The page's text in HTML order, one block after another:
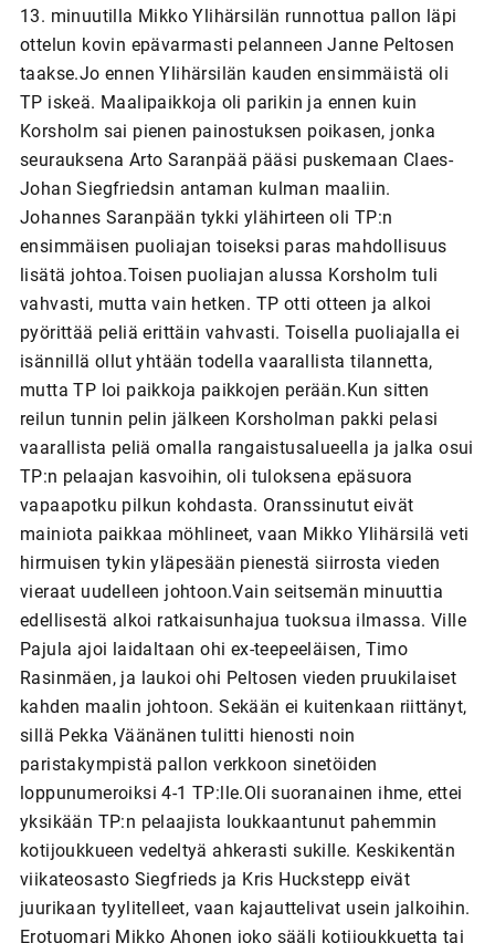
13. minuutilla Mikko Ylihärsilän runnottua pallon läpi
ottelun kovin epävarmasti pelanneen Janne Peltosen
taakse.Jo ennen Ylihärsilän kauden ensimmäistä oli
TP iskeä. Maalipaikkoja oli parikin ja ennen kuin
Korsholm sai pienen painostuksen poikasen, jonka
seurauksena Arto Saranpää pääsi puskemaan Claes-
Johan Siegfriedsin antaman kulman maaliin.
Johannes Saranpään tykki ylähirteen oli TP:n
ensimmäisen puoliajan toiseksi paras mahdollisuus
lisätä johtoa.Toisen puoliajan alussa Korsholm tuli
vahvasti, mutta vain hetken. TP otti otteen ja alkoi
pyörittää peliä erittäin vahvasti. Toisella puoliajalla ei
isännillä ollut yhtään todella vaarallista tilannetta,
mutta TP loi paikkoja paikkojen perään.Kun sitten
reilun tunnin pelin jälkeen Korsholman pakki pelasi
vaarallista peliä omalla rangaistusalueella ja jalka osui
TP:n pelaajan kasvoihin, oli tuloksena epäsuora
vapaapotku pilkun kohdasta. Oranssinutut eivät
mainiota paikkaa möhlineet, vaan Mikko Ylihärsilä veti
hirmuisen tykin yläpesään pienestä siirrosta vieden
vieraat uudelleen johtoon.Vain seitsemän minuuttia
edellisestä alkoi ratkaisunhajua tuoksua ilmassa. Ville
Pajula ajoi laidaltaan ohi ex-teepeeläisen, Timo
Rasinmäen, ja laukoi ohi Peltosen vieden pruukilaiset
kahden maalin johtoon. Sekään ei kuitenkaan riittänyt,
sillä Pekka Väänänen tulitti hienosti noin
paristakympistä pallon verkkoon sinetöiden
loppunumeroiksi 4-1 TP:lle.Oli suoranainen ihme, ettei
yksikään TP:n pelaajista loukkaantunut pahemmin
kotijoukkueen vedeltyä ahkerasti sukille. Keskikentän
viikateosasto Siegfrieds ja Kris Huckstepp eivät
juurikaan tyylitelleet, vaan kajauttelivat usein jalkoihin.
Erotuomari Mikko Ahonen joko sääli kotijoukkuetta tai